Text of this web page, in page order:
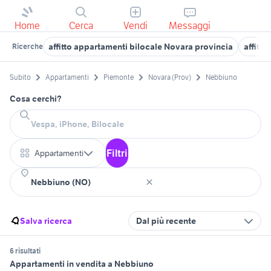
Home Cerca Vendi Messaggi
Ricerche affitto appartamenti bilocale Novara provincia affitto
Subito Appartamenti Piemonte Novara (Prov) Nebbiuno
Cosa cerchi?
Appartamenti Filtri
Salva ricerca Dal più recente
6 risultati
Appartamenti in vendita a Nebbiuno